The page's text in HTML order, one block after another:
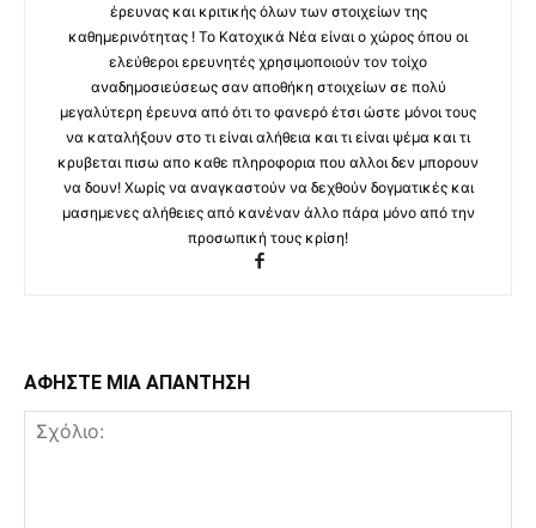
έρευνας και κριτικής όλων των στοιχείων της
καθημερινότητας ! Το Κατοχικά Νέα είναι ο χώρος όπου οι
ελεύθεροι ερευνητές χρησιμοποιούν τον τοίχο
αναδημοσιεύσεως σαν αποθήκη στοιχείων σε πολύ
μεγαλύτερη έρευνα από ότι το φανερό έτσι ώστε μόνοι τους
να καταλήξουν στο τι είναι αλήθεια και τι είναι ψέμα και τι
κρυβεται πισω απο καθε πληροφορια που αλλοι δεν μπορουν
να δουν! Χωρίς να αναγκαστούν να δεχθούν δογματικές και
μασημενες αλήθειες από κανέναν άλλο πάρα μόνο από την
προσωπική τους κρίση!
ΑΦΗΣΤΕ ΜΙΑ ΑΠΑΝΤΗΣΗ